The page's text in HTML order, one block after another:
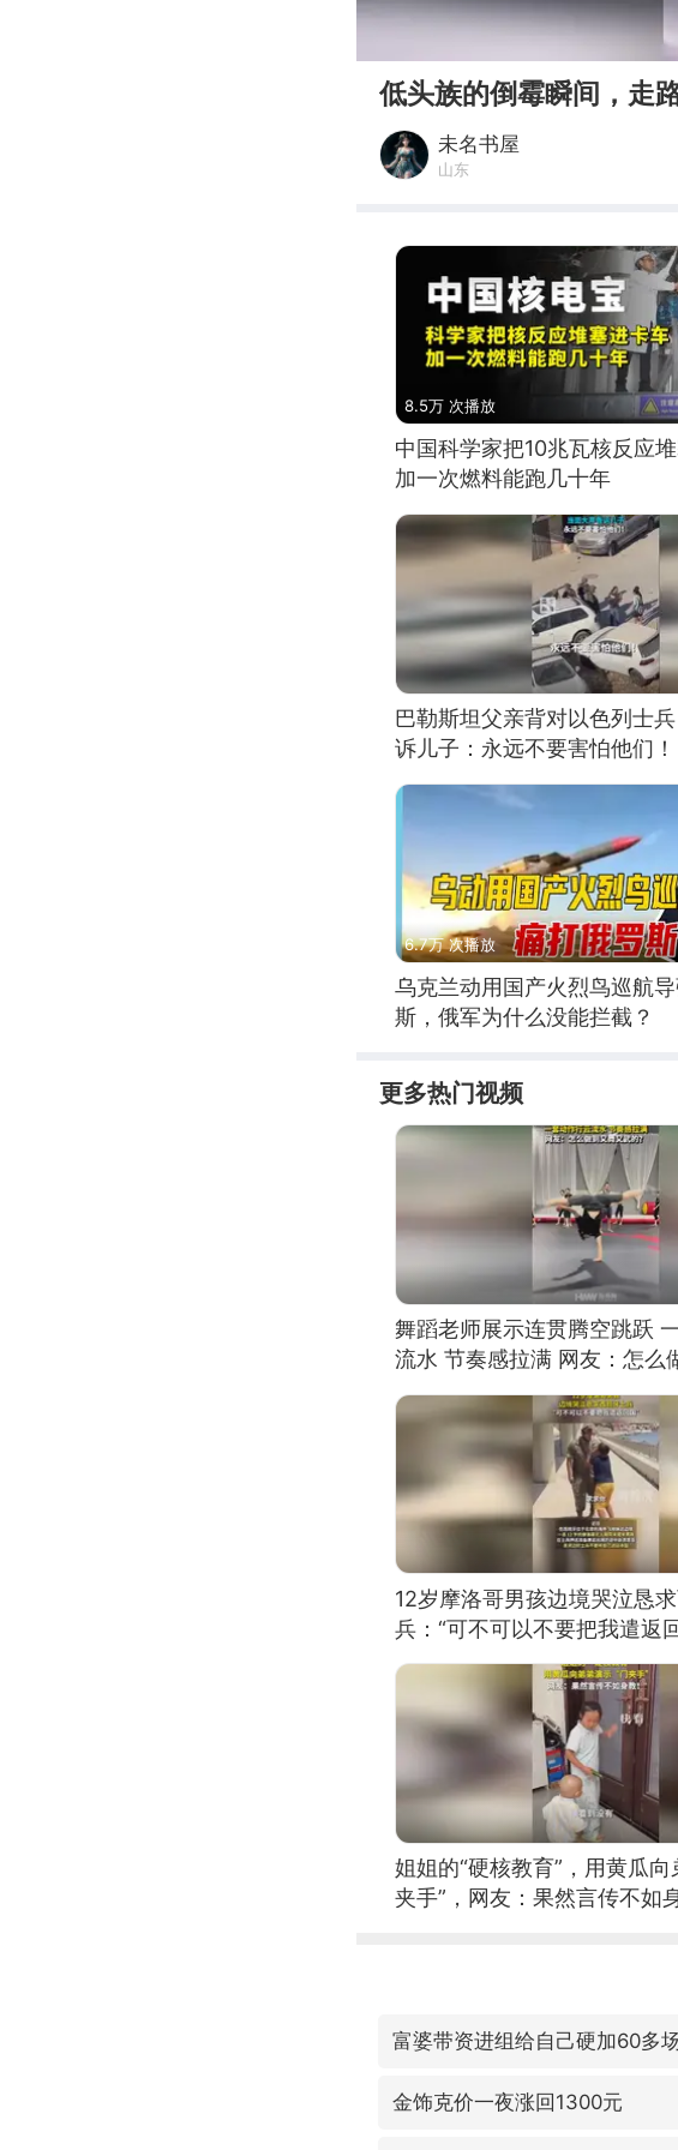
低头族的倒霉瞬间，走
未名书屋
山东
8.5万 次播放
中国科学家把10兆瓦核反应堆
加一次燃料能跑几十年
巴勒斯坦父亲背对以色列士
诉儿子：永远不要害怕他们！
6.7万 次播放
乌克兰动用国产火烈鸟巡航
斯，俄军为什么没能拦截？
更多热门视频
舞蹈老师展示连贯腾空跳跃
流水 节奏感拉满 网友：怎么
12岁摩洛哥男孩边境哭泣恳
兵：“可不可以不要把我遣返
姐姐的“硬核教育”，用黄瓜向
夹手”，网友：果然言传不如
富婆带资进组给自己硬加60多
金饰克价一夜涨回1300元